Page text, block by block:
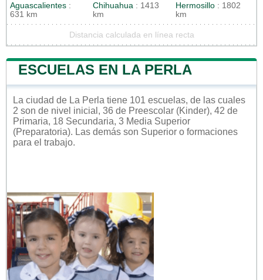
Aguascalientes :
631 km
Chihuahua : 1413
km
Hermosillo : 1802
km
Distancia calculada en línea recta
ESCUELAS EN LA PERLA
La ciudad de La Perla tiene 101 escuelas, de las cuales
2 son de nivel inicial, 36 de Preescolar (Kinder), 42 de
Primaria, 18 Secundaria, 3 Media Superior
(Preparatoria). Las demás son Superior o formaciones
para el trabajo.